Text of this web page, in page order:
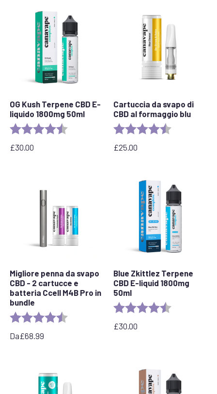
OG Kush Terpene CBD E-
liquido 1800mg 50ml
Valutazione: 4.6 out of 5 stars
£30.00
Cartuccia da svapo di
CBD al formaggio blu
Valutazione:
£25.00
Migliore penna da svapo
CBD - 2 cartucce e
batteria Ccell M4B Pro in
bundle
Valutazione:
Da£68.99
Blue Zkittlez Terpene
CBD E-liquid 1800mg
50ml
Valutazione:
£30.00